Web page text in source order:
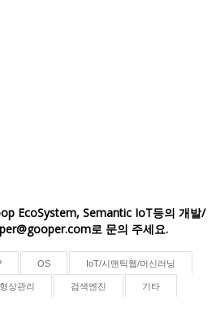
EcoSystem, Semantic IoT등의 개발/
로 문의 주세요.
OS IoT/시맨틱웹/머신러닝
상관리 검색엔진 기타